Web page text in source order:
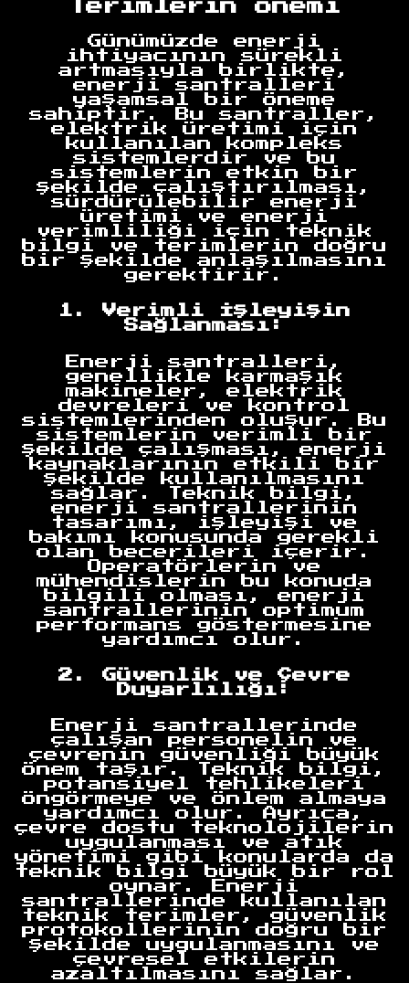
Terimlerin Önemi
Günümüzde enerji
ihtiyacının sürekli
artmasıyla birlikte,
enerji santralleri
yaşamsal bir öneme
sahiptir. Bu santraller,
elektrik üretimi için
kullanılan kompleks
sistemlerdir ve bu
sistemlerin etkin bir
şekilde çalıştırılması,
sürdürülebilir enerji
üretimi ve enerji
verimliliği için teknik
bilgi ve terimlerin doğru
bir şekilde anlaşılmasını
gerektirir.
1. Verimli İşleyişin
Sağlanması:
Enerji santralleri,
genellikle karmaşık
makineler, elektrik
devreleri ve kontrol
sistemlerinden oluşur. Bu
sistemlerin verimli bir
şekilde çalışması, enerji
kaynaklarının etkili bir
şekilde kullanılmasını
sağlar. Teknik bilgi,
enerji santrallerinin
tasarımı, işleyişi ve
bakımı konusunda gerekli
olan becerileri içerir.
Operatörlerin ve
mühendislerin bu konuda
bilgili olması, enerji
santrallerinin optimum
performans göstermesine
yardımcı olur.
2. Güvenlik ve Çevre
Duyarlılığı:
Enerji santrallerinde
çalışan personelin ve
çevrenin güvenliği büyük
önem taşır. Teknik bilgi,
potansiyel tehlikeleri
öngörmeye ve önlem almaya
yardımcı olur. Ayrıca,
çevre dostu teknolojilerin
uygulanması ve atık
yönetimi gibi konularda da
teknik bilgi büyük bir rol
oynar. Enerji
santrallerinde kullanılan
teknik terimler, güvenlik
protokollerinin doğru bir
şekilde uygulanmasını ve
çevresel etkilerin
azaltılmasını sağlar.